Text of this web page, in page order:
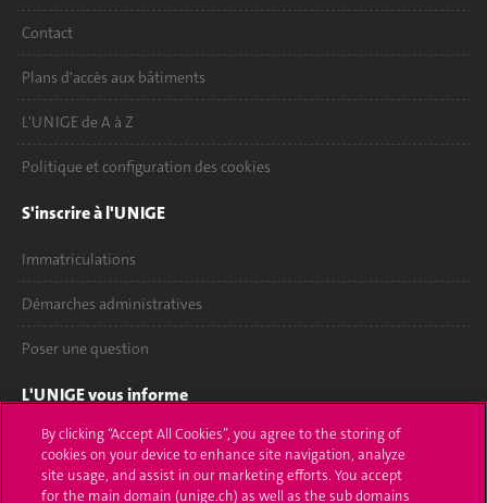
Contact
Plans d'accès aux bâtiments
L'UNIGE de A à Z
Politique et configuration des cookies
S'inscrire à l'UNIGE
Immatriculations
Démarches administratives
Poser une question
L'UNIGE vous informe
UNIGE Mobile
Médias
By clicking “Accept All Cookies”, you agree to the storing of
cookies on your device to enhance site navigation, analyze
site usage, and assist in our marketing efforts. You accept
for the main domain (unige.ch) as well as the sub domains